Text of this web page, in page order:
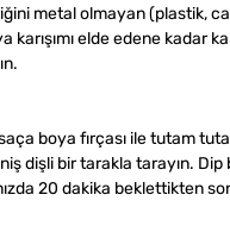
metal olmayan (plastik,
elde edene kadar
boya fırçası ile tutam
dişli bir tarakla tarayın.
20 dakika beklettikten